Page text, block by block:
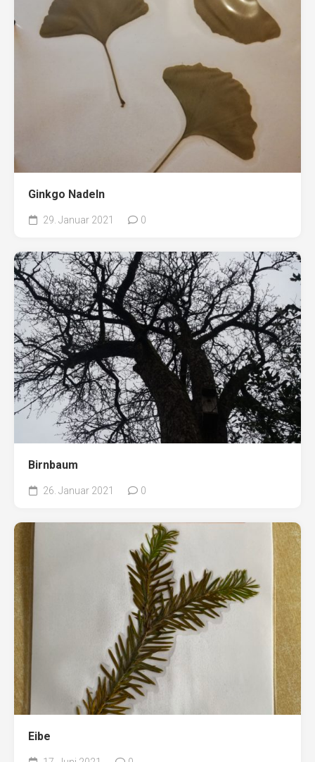
Ginkgo Nadeln
29. Januar 2021 0
Birnbaum
26. Januar 2021 0
Eibe